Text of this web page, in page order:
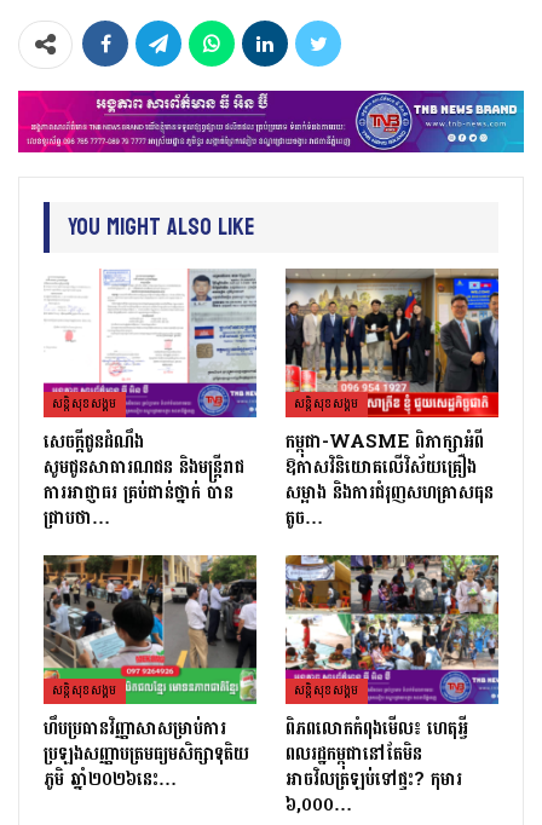
You Might Also Like
សន្តិសុខសង្គម
សេចក្ដីជូនដំណឹង
សូមជូនសាធារណជន និងមន្ត្រីរាជ
ការអាជ្ញាធរ គ្រប់ជាន់ថ្នាក់ បាន
ជ្រាបថា…
សន្តិសុខសង្គម
កម្ពុជា-WASME ពិភាក្សាអំពី
ឱកាសវិនិយោគលើវិស័យគ្រឿង
សម្អាង និងការជំរុញសហគ្រាសធុន
តូច…
សន្តិសុខសង្គម
ហឹបប្រធានវិញ្ញាសាសម្រាប់ការ
ប្រឡងសញ្ញាបត្រ​មធ្យមសិក្សាទុតិយ
ភូមិ ឆ្នាំ២០២៦នេះ…
សន្តិសុខសង្គម
ពិភពលោកកំពុងមើល៖ ហេតុអ្វី
ពលរដ្ឋកម្ពុជានៅតែមិន
អាចវិលត្រឡប់ទៅផ្ទះ? កុមារ
៦,០០០…